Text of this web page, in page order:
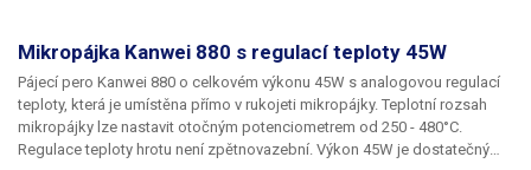
Mikropájka Kanwei 880 s regulací teploty 45W
Pájecí pero Kanwei 880 o celkovém výkonu 45W s analogovou regulací
teploty, která je umístěna přímo v rukojeti mikropájky. Teplotní rozsah
mikropájky lze nastavit otočným potenciometrem od 250 - 480°C.
Regulace teploty hrotu není zpětnovazební. Výkon 45W je dostatečný